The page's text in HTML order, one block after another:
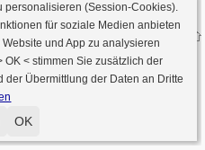
AGB
Impressum
registrierte Spieler: 501.063 ·
(private Server:136)
personalisieren (Session-Cookies).
für soziale Medien anbieten
und App zu analysieren
OK < stimmen Sie zusätzlich der
Übermittlung der Daten an Dritte
OK